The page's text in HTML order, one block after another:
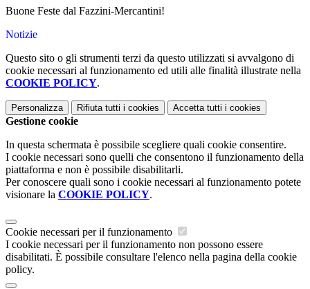
Buone Feste dal Fazzini-Mercantini!
Notizie
Questo sito o gli strumenti terzi da questo utilizzati si avvalgono di
cookie necessari al funzionamento ed utili alle finalità illustrate nella
COOKIE POLICY.
Personalizza Rifiuta tutti i cookies Accetta tutti i cookies
Gestione cookie
In questa schermata è possibile scegliere quali cookie consentire.
I cookie necessari sono quelli che consentono il funzionamento della
piattaforma e non è possibile disabilitarli.
Per conoscere quali sono i cookie necessari al funzionamento potete
visionare la COOKIE POLICY.
Cookie necessari per il funzionamento
I cookie necessari per il funzionamento non possono essere
disabilitati. È possibile consultare l'elenco nella pagina della cookie
policy.